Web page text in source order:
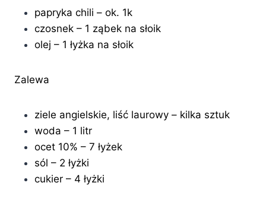
papryka chili – ok. 1k
czosnek – 1 ząbek na słoik
olej – 1 łyżka na słoik
Zalewa
ziele angielskie, liść laurowy – kilka sztuk
woda – 1 litr
ocet 10% – 7 łyżek
sól – 2 łyżki
cukier – 4 łyżki